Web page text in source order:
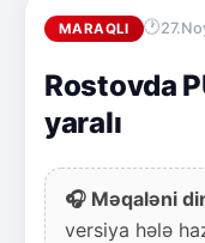
MARAQLI
Rostovda
yaralı
🎧 Məqaləni
versiya hələ